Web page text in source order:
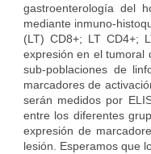
gastroenterología del
mediante inmuno-
(LT) CD8+; LT CD4+;
expresión en el tumoral
sub-poblaciones de
marcadores de
serán medidos por
entre los diferentes
expresión de
lesión. Esperamos que